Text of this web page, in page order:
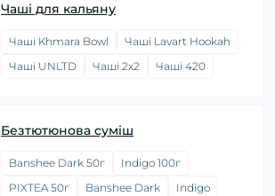
Чаші для кальяну
Чаші Khmara Bowl
Чаші Lavart Hookah
Чаші UNLTD
Чаші 2х2 Чаші 420
Безтютюнова суміш
Banshee Dark 50г
Indigo 100г
PIXTEA 50г
Banshee Dark Indigo